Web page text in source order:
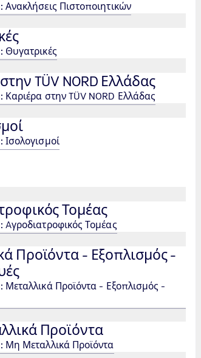
Πιστοποιητικών
TÜV NORD Ελλάδας
στην TÜV NORD Ελλάδας
Τομέας
Τομέας
Προϊόντα - Εξοπλισμός -
Προϊόντα - Εξοπλισμός -
Προϊόντα
Μη Μεταλλικά Προϊόντα